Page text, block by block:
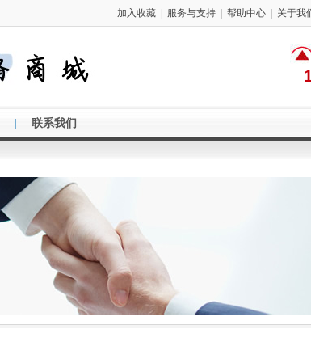
加入收藏 服务与支持 帮助中心 关于我
| 联系我们